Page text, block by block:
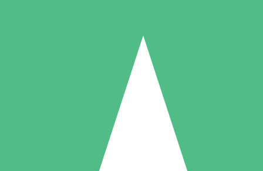
Packs de Crédits Individuels
à l'utilisation avec des crédits de téléchargement. Sans engagement
5 Téléchargements
US$